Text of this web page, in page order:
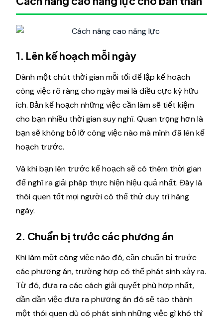
1. Lên kế hoạch mỗi ngày
Dành một chút thời gian mỗi tối để lập kế hoạch
công việc rõ ràng cho ngày mai là điều cực kỳ hữu
ích. Bản kế hoạch những việc cần làm sẽ tiết kiệm
cho bạn nhiều thời gian suy nghĩ. Quan trọng hơn là
bạn sẽ không bỏ lỡ công việc nào mà mình đã lên kế
hoạch trước.
Và khi bạn lên trước kế hoạch sẽ có thêm thời gian
để nghĩ ra giải pháp thực hiện hiệu quả nhất. Đây là
thói quen tốt mọi người có thể thử duy trì hàng
ngày.
2. Chuẩn bị trước các phương án
Khi làm một công việc nào đó, cần chuẩn bị trước
các phương án, trường hợp có thể phát sinh xảy ra.
Từ đó, đưa ra các cách giải quyết phù hợp nhất,
dần dần việc đưa ra phương án đó sẽ tạo thành
một thói quen dù có phát sinh những việc gì khó thì